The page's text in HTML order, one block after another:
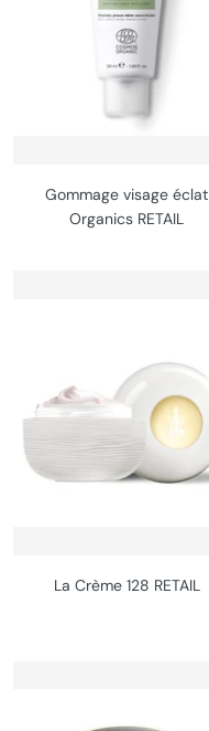
Gommage visage éclat
Organics RETAIL
La Crème 128 RETAIL